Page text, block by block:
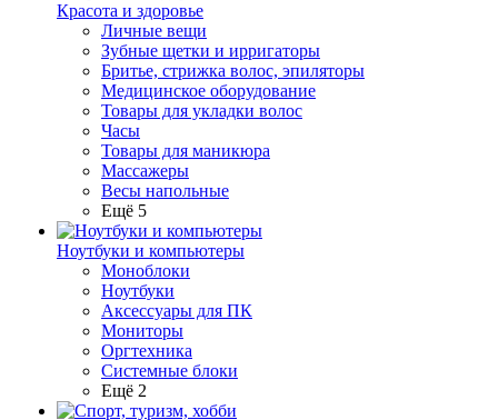
Красота и здоровье
Личные вещи
Зубные щетки и ирригаторы
Бритье, стрижка волос, эпиляторы
Медицинское оборудование
Товары для укладки волос
Часы
Товары для маникюра
Массажеры
Весы напольные
Ещё 5
Ноутбуки и компьютеры
Моноблоки
Ноутбуки
Аксессуары для ПК
Мониторы
Оргтехника
Системные блоки
Ещё 2